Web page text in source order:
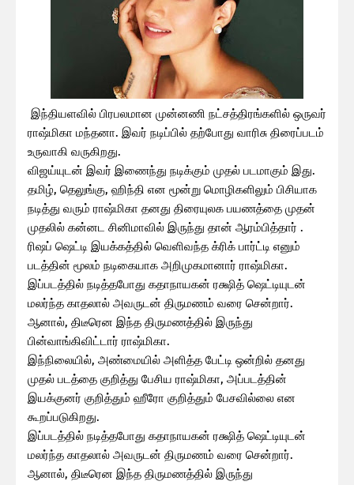
இந்தியளவில் பிரபலமான முன்னணி நட்சத்திரங்களில் ஒருவர்
ராஷ்மிகா மந்தனா. இவர் நடிப்பில் தற்போது வாரிசு திரைப்படம்
உருவாகி வருகிறது.
விஜய்யுடன் இவர் இணைந்து நடிக்கும் முதல் படமாகும் இது.
தமிழ், தெலுங்கு, ஹிந்தி என மூன்று மொழிகளிலும் பிசியாக
நடித்து வரும் ராஷ்மிகா தனது திரையுலக பயணத்தை முதன்
முதலில் கன்னட சினிமாவில் இருந்து தான் ஆரம்பித்தார் .
ரிஷப் ஷெட்டி இயக்கத்தில் வெளிவந்த க்ரிக் பார்ட்டி எனும்
படத்தின் மூலம் நடிகையாக அறிமுகமானார் ராஷ்மிகா.
இப்படத்தில் நடித்தபோது கதாநாயகன் ரக்ஷித் ஷெட்டியுடன்
மலர்ந்த காதலால் அவருடன் திருமணம் வரை சென்றார்.
ஆனால், திடீரென இந்த திருமணத்தில் இருந்து
பின்வாங்கிவிட்டார் ராஷ்மிகா.
இந்நிலையில், அண்மையில் அளித்த பேட்டி ஒன்றில் தனது
முதல் படத்தை குறித்து பேசிய ராஷ்மிகா, அப்படத்தின்
இயக்குனர் குறித்தும் ஹீரோ குறித்தும் பேசவில்லை என
கூறப்படுகிறது.
இப்படத்தில் நடித்தபோது கதாநாயகன் ரக்ஷித் ஷெட்டியுடன்
மலர்ந்த காதலால் அவருடன் திருமணம் வரை சென்றார்.
ஆனால், திடீரென இந்த திருமணத்தில் இருந்து